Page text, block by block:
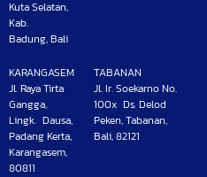
Kuta Selatan,
Kab.
Badung, Bali
KARANGASEM
Jl. Raya Tirta
Gangga,
Lingk. Dausa,
Padang Kerta,
Karangasem,
80811
TABANAN
Jl. Ir. Soekarno No.
100x Ds. Delod
Peken, Tabanan,
Bali, 82121